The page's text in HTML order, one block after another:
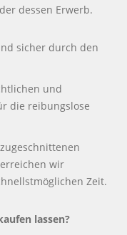
dessen Erwerb.
sicher durch den
und
die reibungslose
wir
Zeit.
lassen?